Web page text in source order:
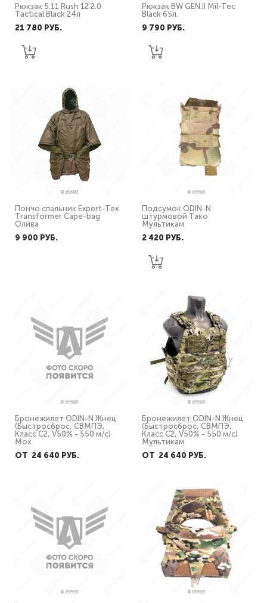
Рюкзак 5.11 Rush 12 2.0
Tactical Black 24л
21 780 PУБ.
Рюкзак BW GEN.II Mil-Tec
Black 65л.
9 790 PУБ.
Пончо спальник Expert-Tex
Transformer Cape-bag
Олива
9 900 PУБ.
Подсумок ODIN-N
штурмовой Тако
Мультикам
2 420 PУБ.
Бронежилет ODIN-N Жнец
(Быстросброс, СВМПЭ,
Класс С2, V50% - 550 м/с)
Мох
ОТ 24 640 PУБ.
Бронежилет ODIN-N Жнец
(Быстросброс, СВМПЭ,
Класс С2, V50% - 550 м/с)
Мультикам
ОТ 24 640 PУБ.